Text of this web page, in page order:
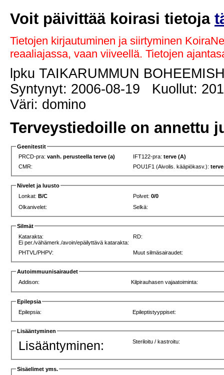
Voit päivittää koirasi tietoja
Tietojen kirjautuminen ja siirtyminen
reaaliajassa, vaan viiveellä. Tietojen
lpku TAIKARUMMUN
Syntynyt: 2006-08-19 Kuollut:
Väri: domino
Terveystiedoille on annettu
Geenitestit
PRCD-pra:vanh. perusteella terve (a) IFT122-pra:terve (A)
CMR:
POU1F1 (Aivolis. kääpiökasv.):
Nivelet ja luusto
Lonkat:B/C Polvet:0/0
Olkanivelet:
Selkä:
Silmät
Katarakta:
Ei per./vähämerk./avoin/epäilyttävä katarakta:
RD:
PHTVL/PHPV: Muut silmäsairaudet:
Autoimmuunisairaudet
Addison:
Kilpirauhasen vajaatoiminta:
Epilepsia
Epilepsia:
Epileptistyyppiset:
Lisääntyminen
Lisääntyminen: Steriloitu / kastroitu:
Sisäelimet yms.